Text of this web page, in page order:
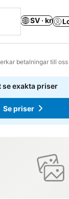
SV · kr
betalningar till
se exakta priser
Se priser